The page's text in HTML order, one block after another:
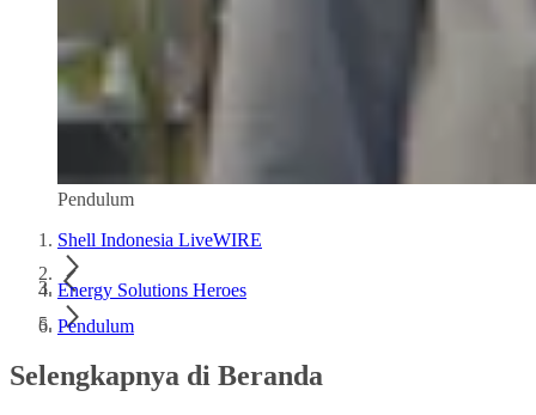
Pendulum
Shell Indonesia LiveWIRE
Energy Solutions Heroes
Pendulum
Selengkapnya di Beranda